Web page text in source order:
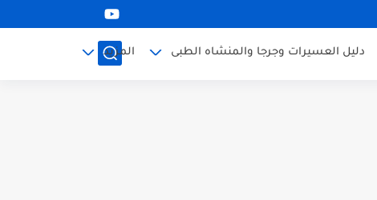
دليل العسيرات وجرجا والمنشاه الطبى المزيد